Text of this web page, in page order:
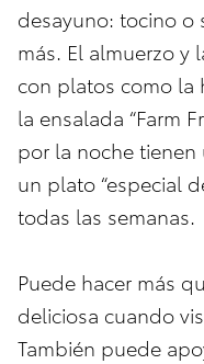
desayuno: tocino o
más. El almuerzo y
con platos como la
la ensalada “Farm
por la noche
un plato “especial
todas las semanas.
Puede hacer más
deliciosa cuando
También puede